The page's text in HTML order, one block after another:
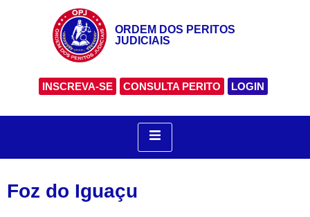
ORDEM DOS PERITOS
JUDICIAIS
INSCREVA-SE CONSULTA PERITO LOGIN
Foz do Iguaçu